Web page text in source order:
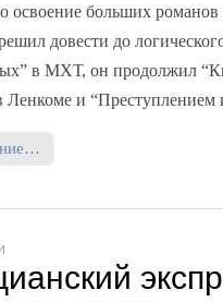
освоение больших романов
довести до
в МХТ, он продолжил
Ленкоме и “Преступлением